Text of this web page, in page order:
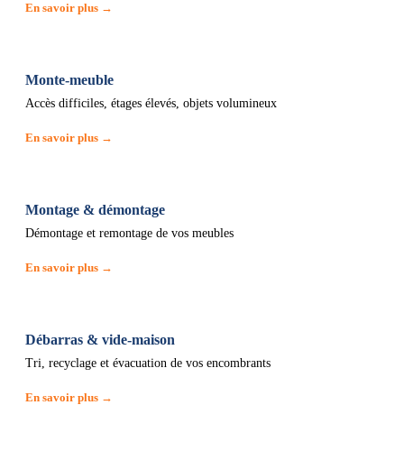
En savoir plus →
Monte-meuble
Accès difficiles, étages élevés, objets volumineux
En savoir plus →
Montage & démontage
Démontage et remontage de vos meubles
En savoir plus →
Débarras & vide-maison
Tri, recyclage et évacuation de vos encombrants
En savoir plus →